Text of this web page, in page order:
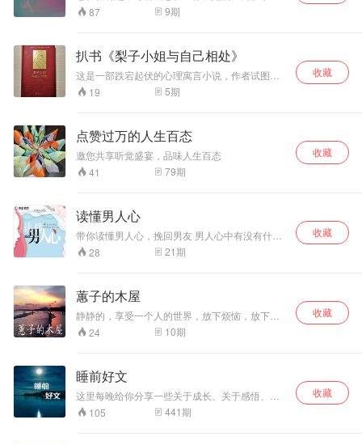
及！ 公*众*号【趣恋情感】，关注获取更多恋爱
技巧，不断进步，早日找到真爱！ 适合人群： 有
裂、聊天平淡、约会失败、缺乏魅力、形象糟
糕、缺乏自信心等。 在本次专辑课程里可以获得
什么？ 1. 一整套恋爱框架及体系，从容面对交往
过程中的层层阻碍 2. 将自己打造成魅力男神，绽
放属于你的无尽吸引力 3. 遇到真命就能把握真爱
的磁铁，吸引你想吸引的异性 6. 提升社交能力，
成为全场亮点，在任何场合都能让在场的人为你
喝彩 7. 处理长期关系，应对分手挽回，笑对情敌
的能力
87 9期
扒书《梨子小姐与自己相处》
这是一部跌宕起伏的心理寓言小说，作者试图向
读者揭示，在经济增长放缓，竞争日趋激烈的社
会环境下，如何摆脱令人疲惫不堪的精神内耗，
仅是这些，书中绝妙的语言对人生各个不同侧面
的描述得非常精彩。
19 5期
收藏
点赞过万的人生百态
邀您共享听觉盛宴，品味人生百态
41
79期
收藏
读懂男人心
带你读懂男人心，挽回男友 男人心中有没有什么
秘密没有告诉女人的？当然有。作为女人，你应
该怎么做？在男人的底线之前，自己先感觉到，
你？很多女人都会想知道。有些东西，男人不会
开口说，但是当他开口的时候，就是事情已经严
重到他受不了的地步了。
28 21期
收藏
蕙子的木屋
静静的，享受一个人的世界，放下烦恼，放下一
切想要忘记的事，放空自己，聆听属于自己的声
音，第一次，用于做自己不敢做的事，第一次，
24 10期
收藏
睡前好文
这里每晚给你分享一些关于成长、关于感悟、关
于情感的一些故事。每晚一个的暖心故事陪你入
眠。
105 441期
收藏